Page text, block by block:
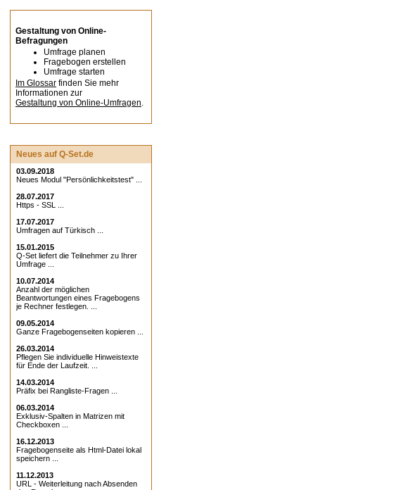
Gestaltung von Online-
Befragungen
Umfrage planen
Fragebogen erstellen
Umfrage starten
Im Glossar finden Sie mehr
Informationen zur
Gestaltung von Online-Umfragen.
Neues auf Q-Set.de
03.09.2018
Neues Modul "Persönlichkeitstest" ...
28.07.2017
Https - SSL ...
17.07.2017
Umfragen auf Türkisch ...
15.01.2015
Q-Set liefert die Teilnehmer zu Ihrer
Umfrage ...
10.07.2014
Anzahl der möglichen
Beantwortungen eines Fragebogens
je Rechner festlegen. ...
09.05.2014
Ganze Fragebogenseiten kopieren ...
26.03.2014
Pflegen Sie individuelle Hinweistexte
für Ende der Laufzeit. ...
14.03.2014
Präfix bei Rangliste-Fragen ...
06.03.2014
Exklusiv-Spalten in Matrizen mit
Checkboxen ...
16.12.2013
Fragebogenseite als Html-Datei lokal
speichern ...
11.12.2013
URL - Weiterleitung nach Absenden